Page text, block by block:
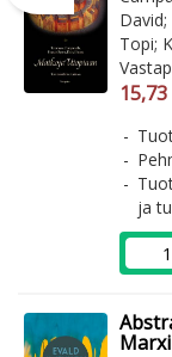
Topi;
ja